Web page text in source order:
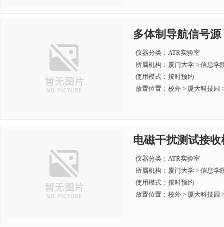
多体制导航信号源
仪器分类：ATR实验室
所属机构： 厦门大学 > 信息学
使用模式：按时预约
放置位置：校外 > 厦大科技园
电磁干扰测试接收
仪器分类：ATR实验室
所属机构： 厦门大学 > 信息学
使用模式：按时预约
放置位置：校外 > 厦大科技园